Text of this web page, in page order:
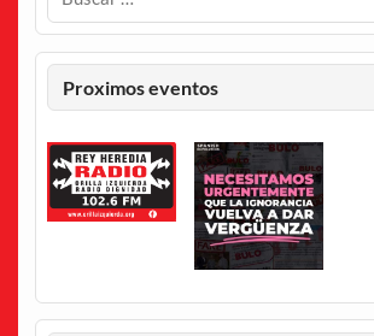
Proximos eventos